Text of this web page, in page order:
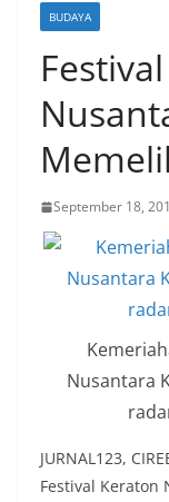
BUDAYA
September 18,
Nusantara
JURNAL123,
Festival Keraton